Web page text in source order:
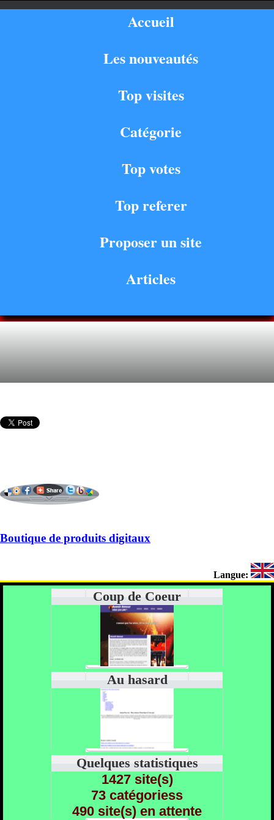
Accueil
Les nouveautés
Top visites
Catégorie
Top votes
Top referer
Proposer un site
Articles
Boutique de produits digitaux
Langue:
Coup de Coeur
Au hasard
Quelques statistiques
1427 site(s)
73 catégoriess
490 site(s) en attente